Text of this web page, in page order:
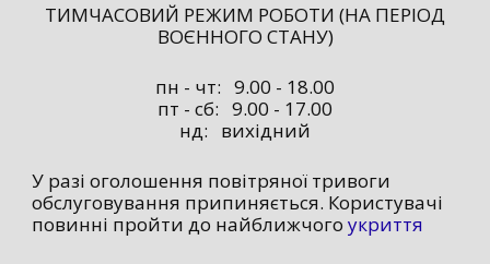
ТИМЧАСОВИЙ РЕЖИМ РОБОТИ (НА ПЕРІОД
ВОЄННОГО СТАНУ)
пн - чт: 9.00 - 18.00
пт - сб: 9.00 - 17.00
нд: вихідний
У разі оголошення повітряної тривоги
обслуговування припиняється. Користувачі
повинні пройти до найближчого укриття